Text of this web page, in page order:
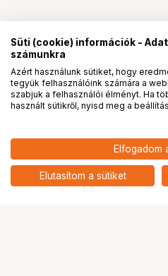
ZHIYUN BATTERY
WEEBILL S 2-PACK
PRO
Süti (cookie) információk -
számunkra
Azért használunk sütiket, hogy
tegyük felhasználóink számára a
szabjuk a felhasználói élményt. Ha
használt sütikről, nyisd meg a
Elfogadom
Elutasítom a sütiket